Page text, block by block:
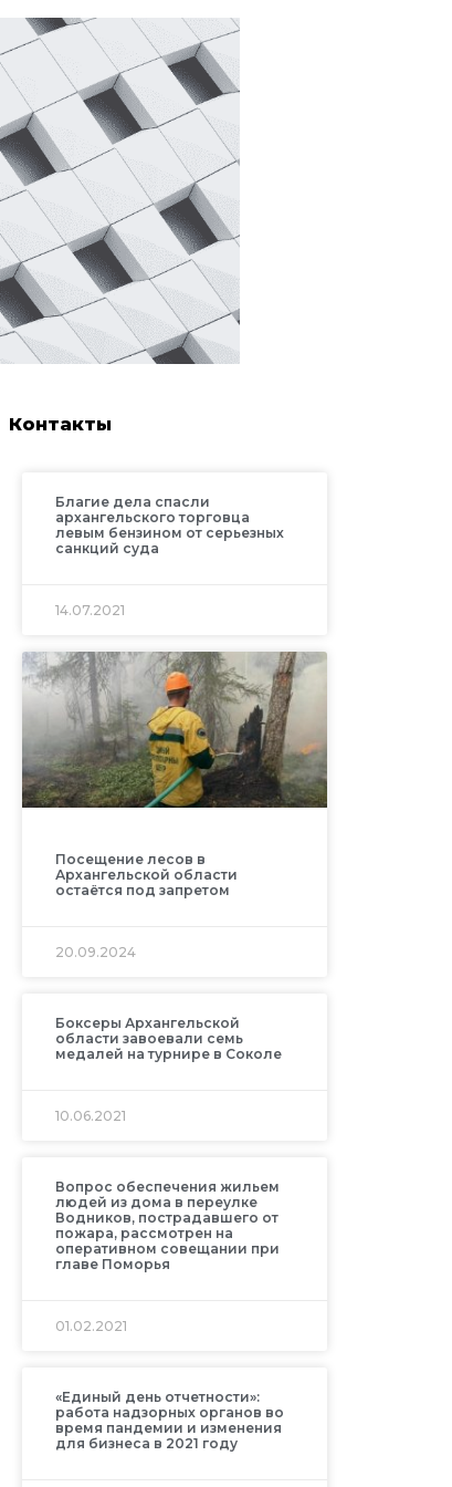
Контакты
Благие дела спасли
архангельского торговца
левым бензином от серьезных
санкций суда
14.07.2021
Посещение лесов в
Архангельской области
остаётся под запретом
20.09.2024
Боксеры Архангельской
области завоевали семь
медалей на турнире в Соколе
10.06.2021
Вопрос обеспечения жильем
людей из дома в переулке
Водников, пострадавшего от
пожара, рассмотрен на
оперативном совещании при
главе Поморья
01.02.2021
«Единый день отчетности»:
работа надзорных органов во
время пандемии и изменения
для бизнеса в 2021 году